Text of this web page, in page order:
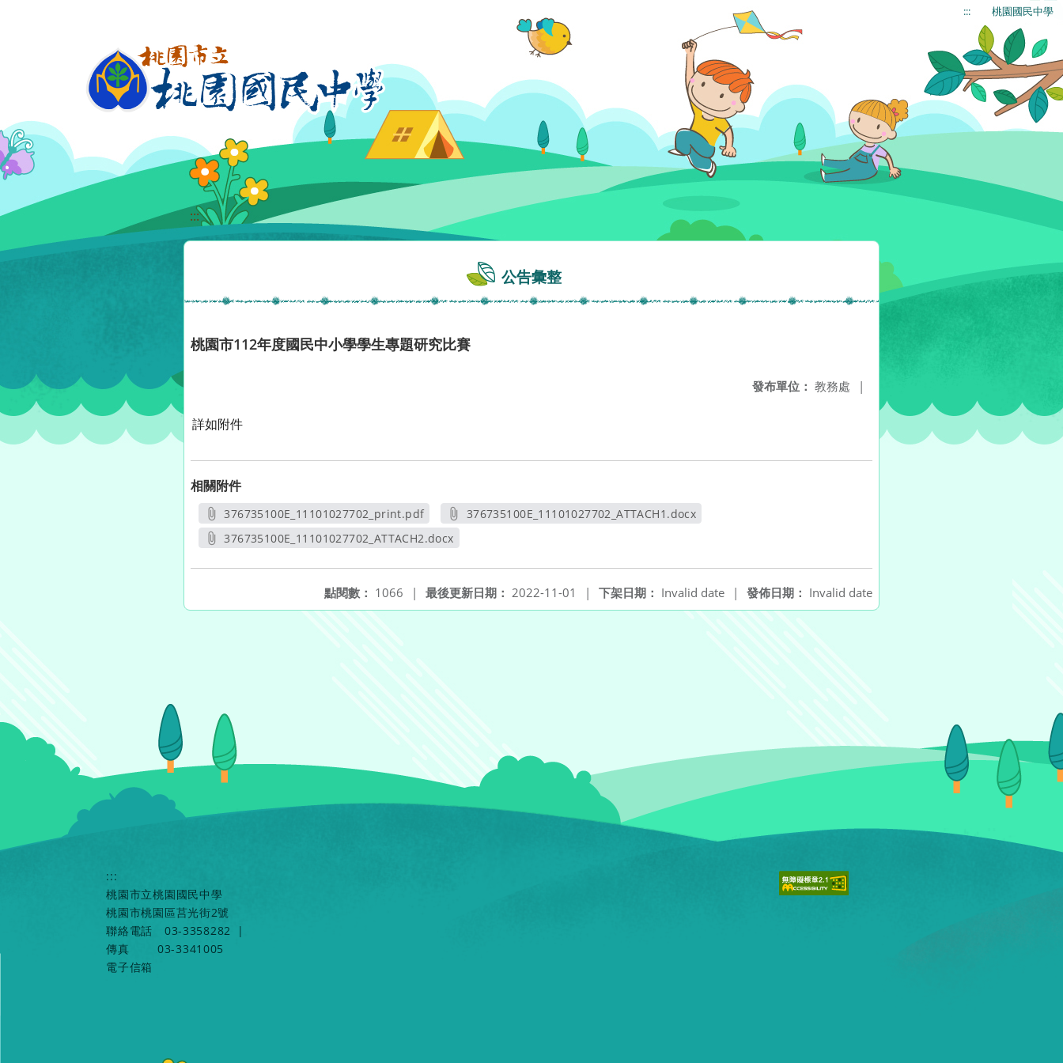
::: 桃園國民中學
:::
公告彙整
桃園市112年度國民中小學學生專題研究比賽
發布單位： 教務處 |
詳如附件
相關附件
376735100E_11101027702_print.pdf
另開新視窗
376735100E_11101027702_ATTACH1.docx
376735100E_11101027702_ATTACH2.docx
發佈日期： Invalid date
下架日期： Invalid date |
最後更新日期： 2022-11-01 |
點閱數： 1066 |
:::
桃園市立桃園國民中學
桃園市桃園區莒光街2號
聯絡電話
03-3358282
|
傳真
03-3341005
電子信箱